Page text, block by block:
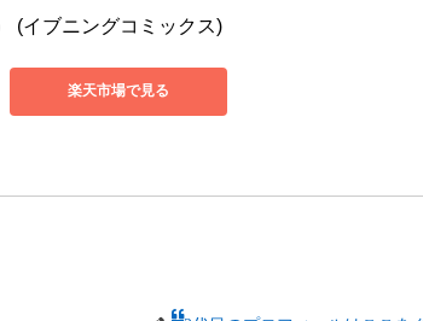
(イブニングコミックス)
楽天市場で見る